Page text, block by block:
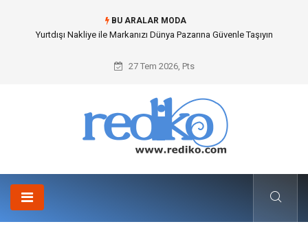
BU ARALAR MODA
Yurtdışı Nakliye ile Markanızı Dünya Pazarına Güvenle Taşıyın
27 Tem 2026, Pts